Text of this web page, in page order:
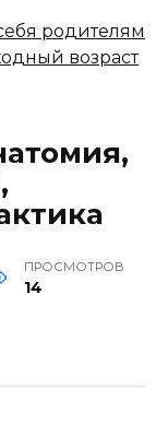
ПРОСМОТРОВ
14
родителям
возраст